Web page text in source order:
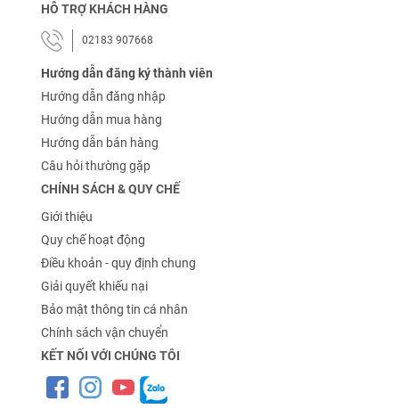
HỖ TRỢ KHÁCH HÀNG
02183 907668
Hướng dẫn đăng ký thành viên
Hướng dẫn đăng nhập
Hướng dẫn mua hàng
Hướng dẫn bán hàng
Câu hỏi thường gặp
CHÍNH SÁCH & QUY CHẾ
Giới thiệu
Quy chế hoạt động
Điều khoản - quy định chung
Giải quyết khiếu nại
Bảo mật thông tin cá nhân
Chính sách vận chuyển
KẾT NỐI VỚI CHÚNG TÔI